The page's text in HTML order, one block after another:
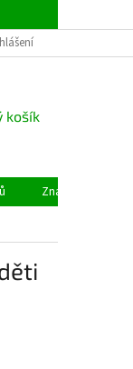
OSOBNÍCH
košík
Značky